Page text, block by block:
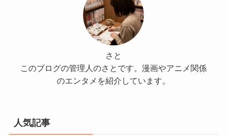
さと
このブログの管理人のさとです。漫画やアニメ関係
のエンタメを紹介しています。
人気記事